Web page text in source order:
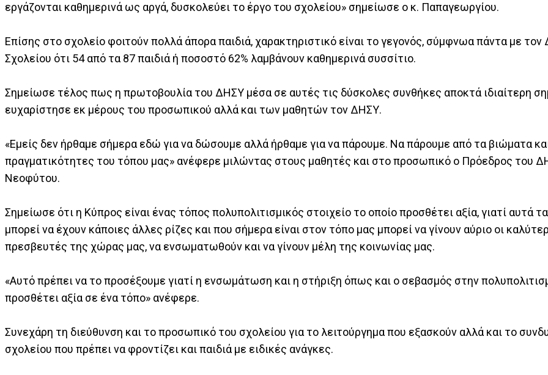
εργάζονται καθημερινά ως αργά, δυσκολεύει το έργο του σχολείου» σημείωσε ο κ. Παπαγεωργίου.
Επίσης στο σχολείο φοιτούν πολλά άπορα παιδιά, χαρακτηριστικό είναι το γεγονός, σύμφνωα πάντα με τον
Σχολείου ότι 54 από τα 87 παιδιά ή ποσοστό 62% λαμβάνουν καθημερινά συσσίτιο.
Σημείωσε τέλος πως η πρωτοβουλία του ΔΗΣΥ μέσα σε αυτές τις δύσκολες συνθήκες αποκτά ιδιαίτερη
ευχαρίστησε εκ μέρους του προσωπικού αλλά και των μαθητών τον ΔΗΣΥ.
«Εμείς δεν ήρθαμε σήμερα εδώ για να δώσουμε αλλά ήρθαμε για να πάρουμε. Να πάρουμε από τα βιώματα
πραγματικότητες του τόπου μας» ανέφερε μιλώντας στους μαθητές και στο προσωπικό ο Πρόεδρος του
Νεοφύτου.
Σημείωσε ότι η Κύπρος είναι ένας τόπος πολυπολιτισμικός στοιχείο το οποίο προσθέτει αξία, γιατί αυτά
μπορεί να έχουν κάποιες άλλες ρίζες και που σήμερα είναι στον τόπο μας μπορεί να γίνουν αύριο οι
πρεσβευτές της χώρας μας, να ενσωματωθούν και να γίνουν μέλη της κοινωνίας μας.
«Αυτό πρέπει να το προσέξουμε γιατί η ενσωμάτωση και η στήριξη όπως και ο σεβασμός στην
προσθέτει αξία σε ένα τόπο» ανέφερε.
Συνεχάρη τη διεύθυνση και το προσωπικό του σχολείου για το λειτούργημα που εξασκούν αλλά και το
σχολείου που πρέπει να φροντίζει και παιδιά με ειδικές ανάγκες.